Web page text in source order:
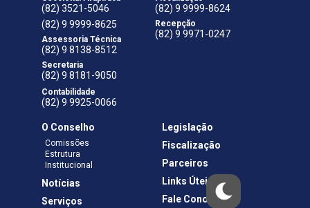
(82) 3521-5046
(82) 9 9999-8625
Assessoria Técnica
(82) 9 8138-8512
Secretaria
(82) 9 8181-9050
Contabilidade
(82) 9 9925-0066
(82) 9 9999-8624
Recepção
(82) 9 9971-0247
O Conselho
Comissões
Estrutura
Institucional
Notícias
Serviços
Legislação
Fiscalização
Parceiros
Links Úteis
Fale Conosco